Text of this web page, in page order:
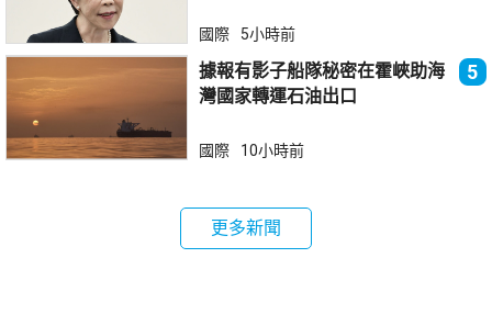
國際 5小時前
據報有影子船隊秘密在霍峽助海
灣國家轉運石油出口
5
國際 10小時前
更多新聞